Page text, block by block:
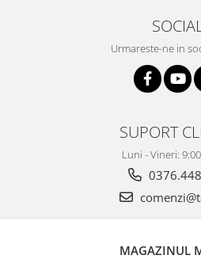
SOCIAL
Urmareste-ne in
SUPORT
Luni - Vineri:
MAGAZINUL